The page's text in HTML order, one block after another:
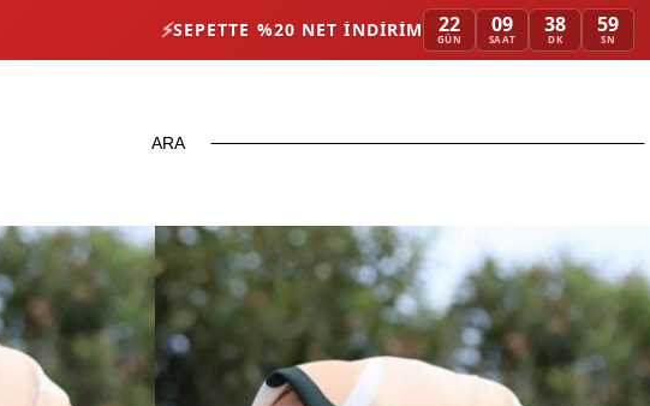
⚡SEPETTE %20 NET İNDIRIM 22
GÜN
09
SAAT
38
DK
58
SN